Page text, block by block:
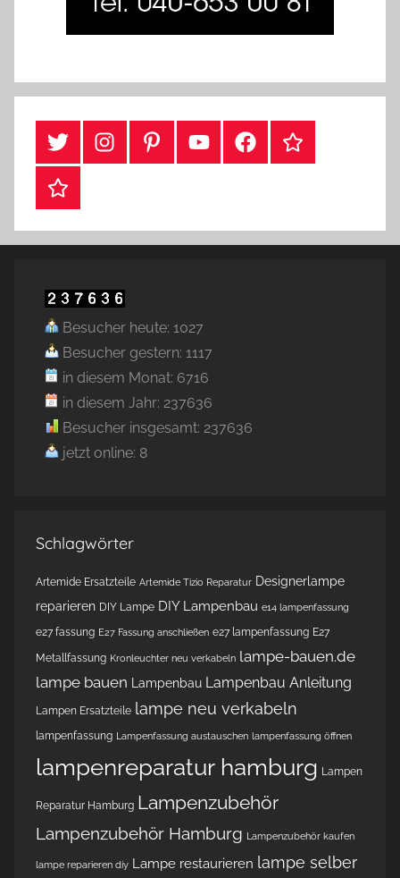
#TwitterInstagramPinterestYouTubeFacebookTikTok
Webshop
Besucher heute: 1027
Besucher gestern: 1117
in diesem Monat: 6716
in diesem Jahr: 237636
Besucher insgesamt: 237636
jetzt online: 8
Schlagwörter
Artemide Ersatzteile Artemide Tizio Reparatur Designerlampe
reparieren DIY Lampe DIY Lampenbau e14 lampenfassung
e27 fassung E27 Fassung anschließen e27 lampenfassung E27
Metallfassung Kronleuchter neu verkabeln lampe-bauen.de
lampe bauen
Lampenbau Lampenbau Anleitung
Lampen Ersatzteile lampe neu verkabeln
lampenfassung Lampenfassung austauschen lampenfassung öffnen
lampenreparatur hamburg Lampen
Reparatur Hamburg Lampenzubehör
Lampenzubehör Hamburg Lampenzubehör kaufen
lampe reparieren diy Lampe restaurieren lampe selber